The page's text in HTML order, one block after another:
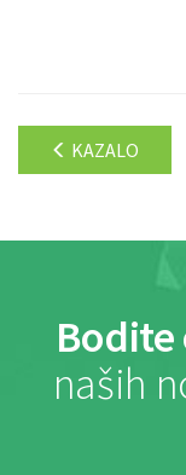
KAZALO
Bodite
naših